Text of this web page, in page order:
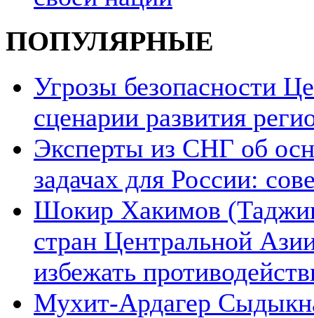
ПОПУЛЯРНЫЕ
Угрозы безопасности
сценарии развития
Эксперты из СНГ об
задачах для России:
Шокир Хакимов
стран Центральной
избежать
Мухит-Ардагер